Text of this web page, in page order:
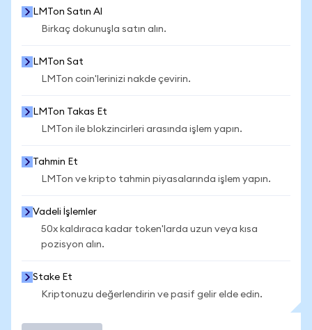
LMTon Satın Al
Birkaç dokunuşla satın alın.
LMTon Sat
LMTon coin'lerinizi nakde çevirin.
LMTon Takas Et
LMTon ile blokzincirleri arasında işlem yapın.
Tahmin Et
LMTon ve kripto tahmin piyasalarında işlem yapın.
Vadeli İşlemler
50x kaldıraca kadar token'larda uzun veya kısa
pozisyon alın.
Stake Et
Kriptonuzu değerlendirin ve pasif gelir elde edin.